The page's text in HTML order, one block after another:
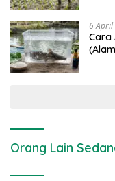
6
Cara
Orang Lain